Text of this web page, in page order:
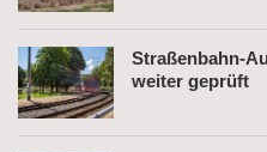
Straßenbahn-
weiter geprüft